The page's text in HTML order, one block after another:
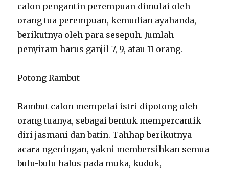
calon pengantin perempuan dimulai oleh
orang tua perempuan, kemudian ayahanda,
berikutnya oleh para sesepuh. Jumlah
penyiram harus ganjil 7, 9, atau 11 orang.
Potong Rambut
Rambut calon mempelai istri dipotong oleh
orang tuanya, sebagai bentuk mempercantik
diri jasmani dan batin. Tahhap berikutnya
acara ngeningan, yakni membersihkan semua
bulu-bulu halus pada muka, kuduk,